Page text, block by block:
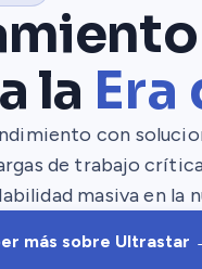
la Era
con
de trabajo
masiva en la
más sobre Ultrastar